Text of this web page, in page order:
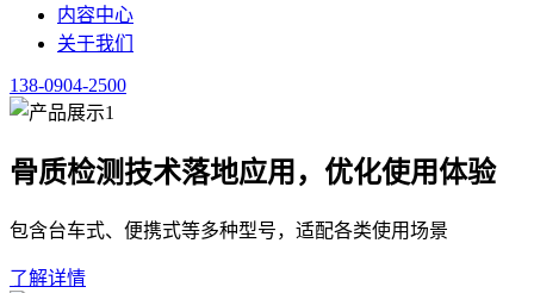
内容中心
关于我们
138-0904-2500
骨质检测技术落地应用，优化使用体验
包含台车式、便携式等多种型号，适配各类使用场景
了解详情